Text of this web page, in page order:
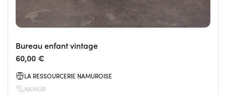
Bureau enfant vintage
60,00 €
LA RESSOURCERIE NAMUROISE
NAMUR